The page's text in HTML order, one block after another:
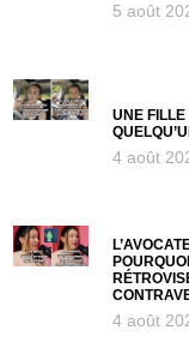
5 août
UNE
4 août
4 août